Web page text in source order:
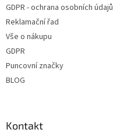
GDPR - ochrana osobních údajů
Reklamační řad
Vše o nákupu
GDPR
Puncovní značky
BLOG
Kontakt